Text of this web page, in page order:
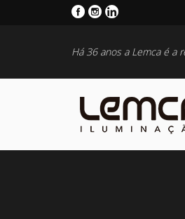
Há 36 anos a Lemca é a